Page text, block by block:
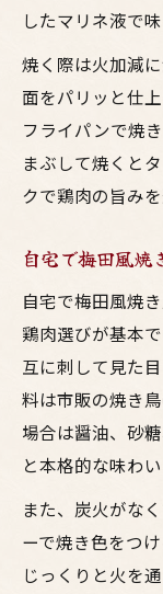
したマリネ液で
焼く際は火加減
面をパリッと仕
フライパンで焼
まぶして焼くと
クで鶏肉の旨み
自宅で梅田風焼
自宅で梅田風焼
鶏肉選びが基本
互に刺して見た
料は市販の焼き
場合は醤油、砂
と本格的な味わい
また、炭火がな
ーで焼き色をつ
じっくりと火を